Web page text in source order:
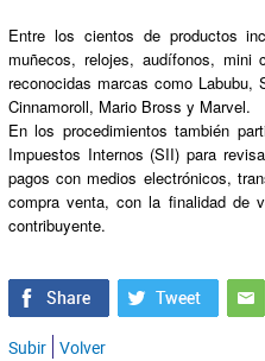
Entre los cientos de productos
muñecos, relojes, audífonos, mini
reconocidas marcas como
Cinnamoroll, Mario Bross y Marvel.
En los procedimientos también
Impuestos Internos (SII) para
pagos con medios electrónicos,
compra venta, con la finalidad de
contribuyente.
Subir Volver